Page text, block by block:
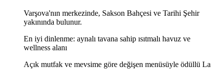
Varşova'nın merkezinde, Sakson Bahçesi ve Tarihi Şehir
yakınında bulunur.
En iyi dinlenme: aynalı tavana sahip ısıtmalı havuz ve
wellness alanı
Açık mutfak ve mevsime göre değişen menüsüyle ödüllü La